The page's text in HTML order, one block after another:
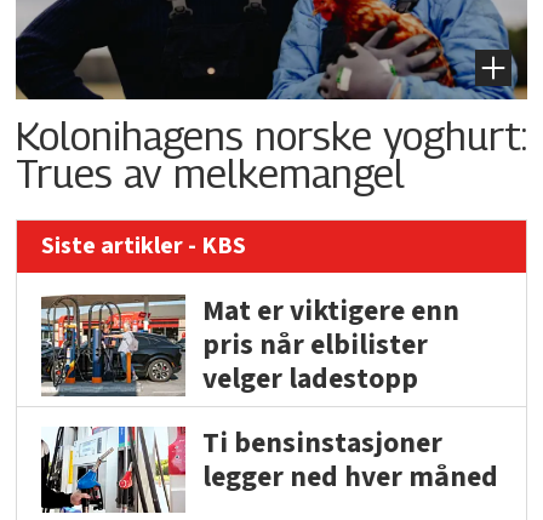
Kolonihagens norske yoghurt:
Trues av melkemangel
Siste artikler - KBS
Mat er viktigere enn
pris når elbilister
velger ladestopp
Ti bensinstasjoner
legger ned hver måned